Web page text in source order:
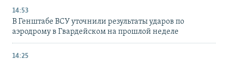
14:53
В Генштабе ВСУ уточнили результаты ударов по
аэродрому в Гвардейском на прошлой неделе
14:25